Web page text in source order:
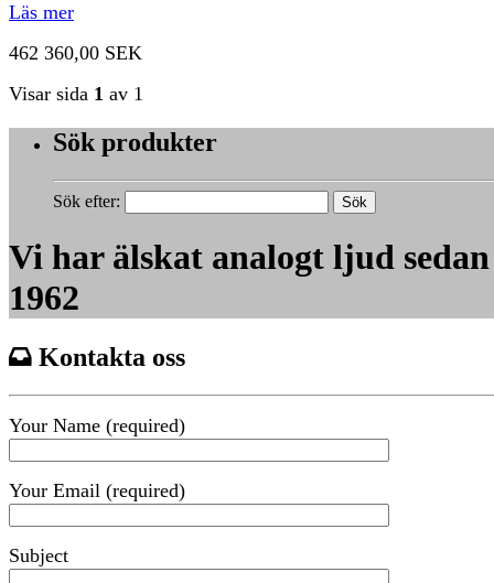
Läs mer
462 360,00 SEK
Visar sida 1 av 1
Sök produkter
Sök efter:
Vi har älskat analogt ljud sedan
1962
Kontakta oss
Your Name (required)
Your Email (required)
Subject